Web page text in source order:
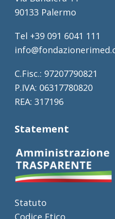
90133 Palermo
Tel +39 091 6041 111
C.Fisc.: 97207790821
P.IVA: 06317780820
REA: 317196
Statement
Statuto
Codice Etico